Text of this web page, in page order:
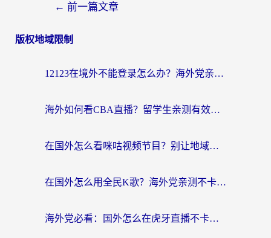
← 前一篇文章
版权地域限制
12123在境外不能登录怎么办？海外党亲测有效的回国加速方案
海外如何看CBA直播？留学生亲测有效的体育赛事观看指南
在国外怎么看咪咕视频节目？别让地域限制挡住你的追剧自由
在国外怎么用全民K歌？海外党亲测不卡顿的回国加速秘籍
海外党必看：国外怎么在虎牙直播不卡顿？附腾讯视频网易云音乐解决方案